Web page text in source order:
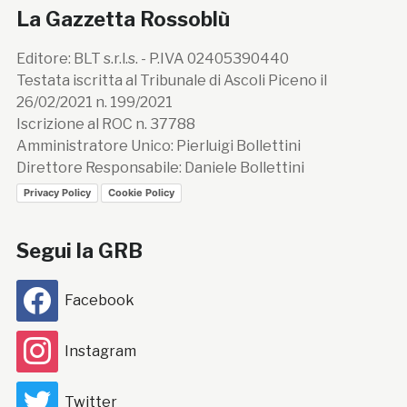
La Gazzetta Rossoblù
Editore: BLT s.r.l.s. - P.IVA 02405390440
Testata iscritta al Tribunale di Ascoli Piceno il
26/02/2021 n. 199/2021
Iscrizione al ROC n. 37788
Amministratore Unico: Pierluigi Bollettini
Direttore Responsabile: Daniele Bollettini
Privacy Policy Cookie Policy
Segui la GRB
Facebook
Instagram
Twitter